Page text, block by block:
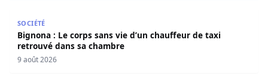
SOCIÉTÉ
Bignona : Le corps sans vie d’un chauffeur de taxi
retrouvé dans sa chambre
9 août 2026